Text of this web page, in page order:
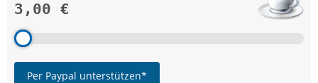
3,00 €
Per Paypal unterstützen*